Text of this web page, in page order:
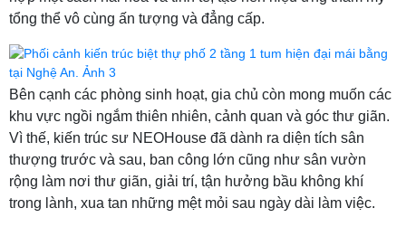
tổng thể vô cùng ấn tượng và đẳng cấp.
Bên cạnh các phòng sinh hoạt, gia chủ còn mong muốn các
khu vực ngồi ngắm thiên nhiên, cảnh quan và góc thư giãn.
Vì thế, kiến trúc sư NEOHouse đã dành ra diện tích sân
thượng trước và sau, ban công lớn cũng như sân vườn
rộng làm nơi thư giãn, giải trí, tận hưởng bầu không khí
trong lành, xua tan những mệt mỏi sau ngày dài làm việc.